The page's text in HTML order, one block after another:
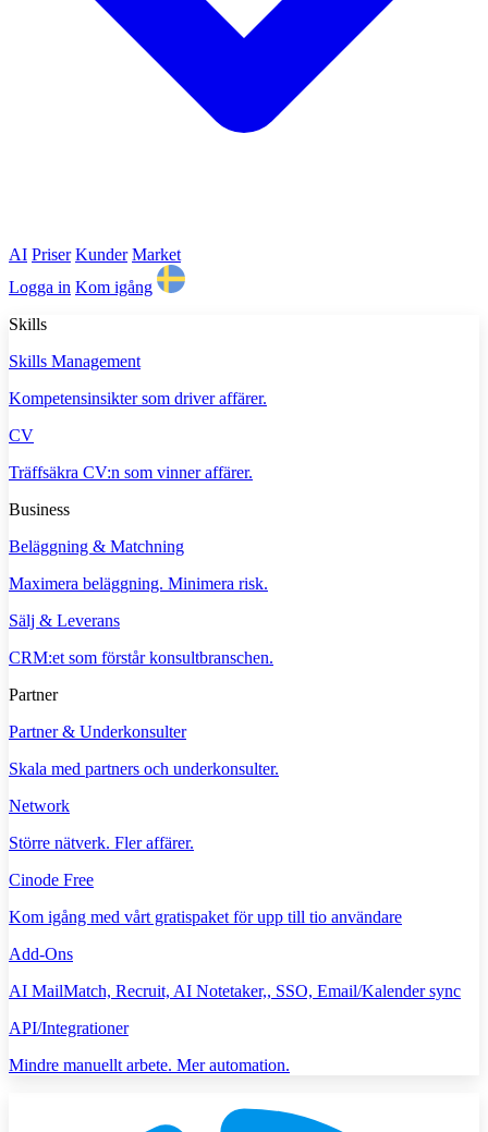
AI Priser Kunder Market
Logga in Kom igång
Skills
Skills Management
Kompetensinsikter som driver affärer.
CV
Träffsäkra CV:n som vinner affärer.
Business
Beläggning & Matchning
Maximera beläggning. Minimera risk.
Sälj & Leverans
CRM:et som förstår konsultbranschen.
Partner
Partner & Underkonsulter
Skala med partners och underkonsulter.
Network
Större nätverk. Fler affärer.
Cinode Free
Kom igång med vårt gratispaket för upp till tio användare
Add-Ons
AI MailMatch, Recruit, AI Notetaker,, SSO, Email/Kalender sync
API/Integrationer
Mindre manuellt arbete. Mer automation.